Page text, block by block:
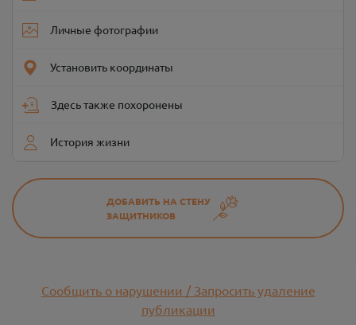
Личные фотографии
Установить координаты
Здесь также похоронены
История жизни
ДОБАВИТЬ НА СТЕНУ
ЗАЩИТНИКОВ
Сообщить о нарушении / Запросить удаление
публикации